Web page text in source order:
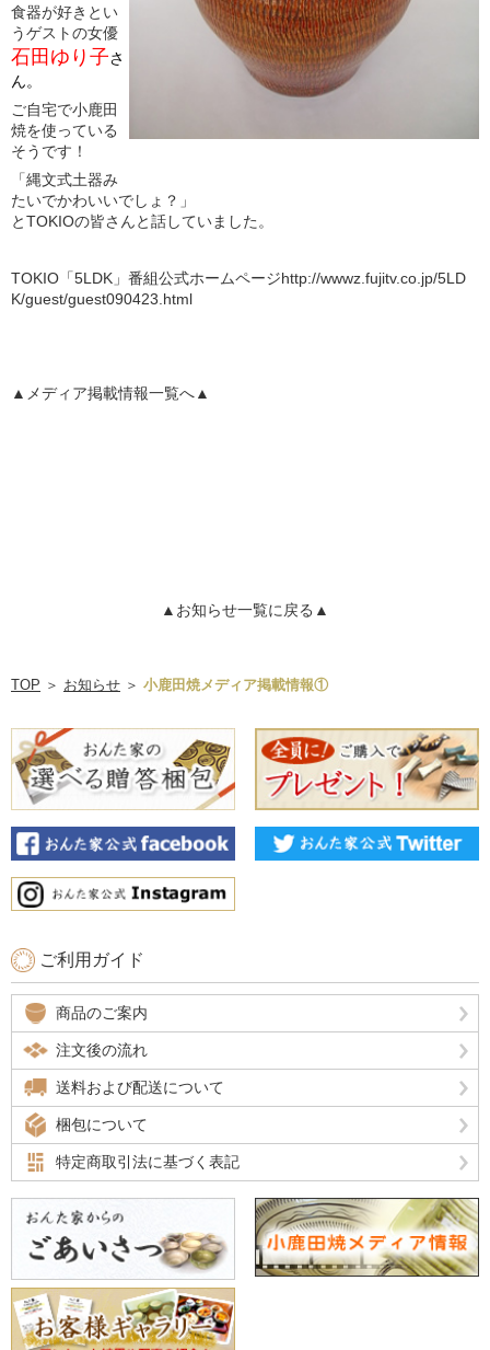
食器が好きとい
うゲストの女優
石田ゆり子さ
ん。
ご自宅で小鹿田
焼を使っている
そうです！
「縄文式土器み
たいでかわいいでしょ？」
とTOKIOの皆さんと話していました。
TOKIO「5LDK」番組公式ホームページhttp://wwwz.fujitv.co.jp/5LD
K/guest/guest090423.html
▲メディア掲載情報一覧へ▲
▲お知らせ一覧に戻る▲
TOP ＞ お知らせ ＞ 小鹿田焼メディア掲載情報①
ご利用ガイド
商品のご案内
注文後の流れ
送料および配送について
梱包について
特定商取引法に基づく表記